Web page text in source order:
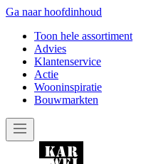
Ga naar hoofdinhoud
Toon hele assortiment
Advies
Klantenservice
Actie
Wooninspiratie
Bouwmarkten